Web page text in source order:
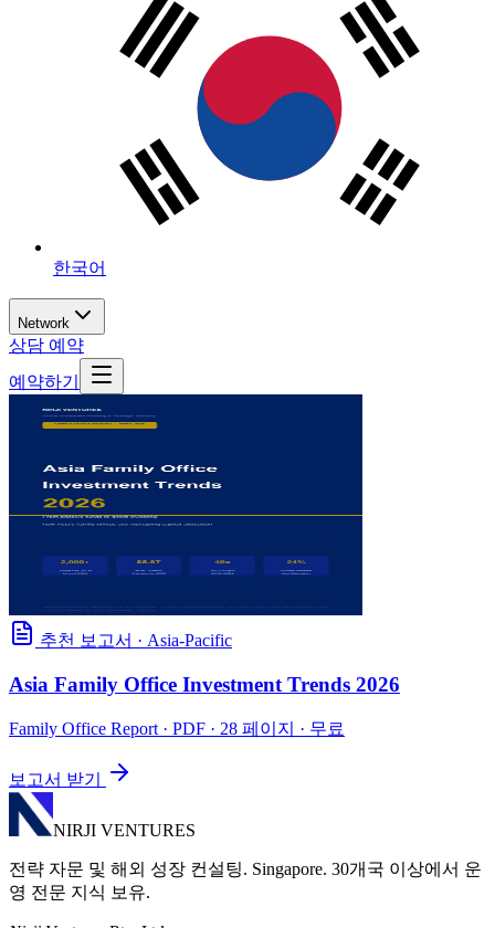
한국어
Network
상담 예약
예약하기
추천 보고서 · Asia-Pacific
Asia Family Office Investment Trends 2026
Family Office Report · PDF · 28 페이지 · 무료
보고서 받기
NIRJI VENTURES
전략 자문 및 해외 성장 컨설팅. Singapore. 30개국 이상에서 운
영 전문 지식 보유.